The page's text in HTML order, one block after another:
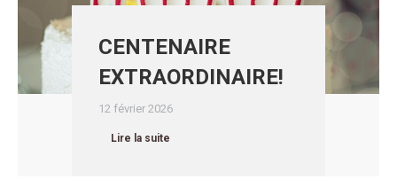
CENTENAIRE
EXTRAORDINAIRE!
12 février 2026
Lire la suite